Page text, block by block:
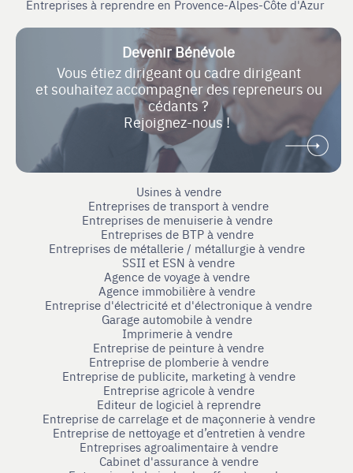
Entreprises à reprendre en Provence-Alpes-Côte d'Azur
Devenir Bénévole
Vous étiez dirigeant ou cadre dirigeant
et souhaitez accompagner des repreneurs ou
cédants ?
Rejoignez-nous !
Usines à vendre
Entreprises de transport à vendre
Entreprises de menuiserie à vendre
Entreprises de BTP à vendre
Entreprises de métallerie / métallurgie à vendre
SSII et ESN à vendre
Agence de voyage à vendre
Agence immobilière à vendre
Entreprise d'électricité et d'électronique à vendre
Garage automobile à vendre
Imprimerie à vendre
Entreprise de peinture à vendre
Entreprise de plomberie à vendre
Entreprise de publicite, marketing à vendre
Entreprise agricole à vendre
Editeur de logiciel à reprendre
Entreprise de carrelage et de maçonnerie à vendre
Entreprise de nettoyage et d’entretien à vendre
Entreprises agroalimentaire à vendre
Cabinet d'assurance à vendre